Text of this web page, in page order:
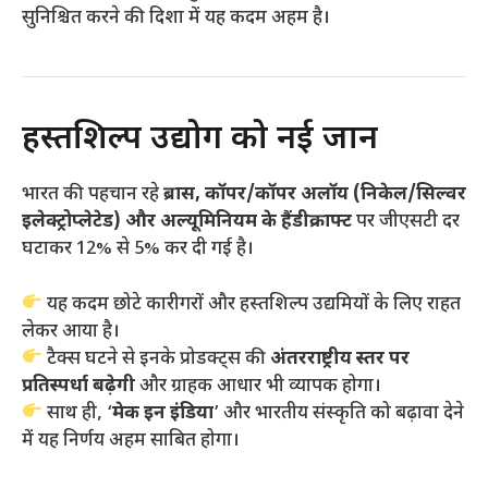
सुनिश्चित करने की दिशा में यह कदम अहम है।
हस्तशिल्प उद्योग को नई जान
भारत की पहचान रहेब्रास, कॉपर/कॉपर अलॉय (निकेल/सिल्वर
इलेक्ट्रोप्लेटेड) और अल्यूमिनियम के हैंडीक्राफ्टपर जीएसटी दर
घटाकर 12% से 5% कर दी गई है।
यह कदम छोटे कारीगरों और हस्तशिल्प उद्यमियों के लिए राहत
लेकर आया है।
टैक्स घटने से इनके प्रोडक्ट्स कीअंतरराष्ट्रीय स्तर पर
प्रतिस्पर्धा बढ़ेगीऔर ग्राहक आधार भी व्यापक होगा।
साथ ही, ‘मेक इन इंडिया’ और भारतीय संस्कृति को बढ़ावा देने
में यह निर्णय अहम साबित होगा।